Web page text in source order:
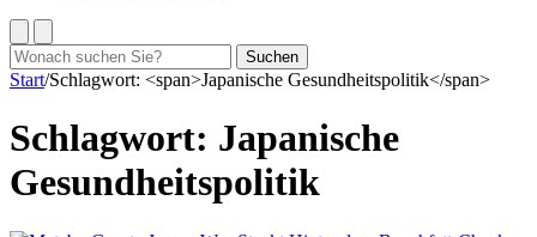
Suchen
nach:
Suchen
Start/Schlagwort: <span>Japanische Gesundheitspolitik</span>
Schlagwort: Japanische
Gesundheitspolitik